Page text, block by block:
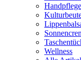
Handpflege
Wellness